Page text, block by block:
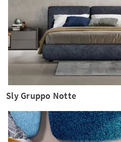
Sly Gruppo Notte